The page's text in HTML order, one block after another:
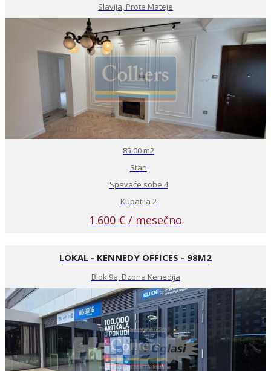
Slavija, Prote Mateje
85.00 m2
Stan
Spavaće sobe 4
Kupatila 2
1.600 € / mesečno
LOKAL - KENNEDY OFFICES - 98M2
Blok 9a, Dzona Kenedija